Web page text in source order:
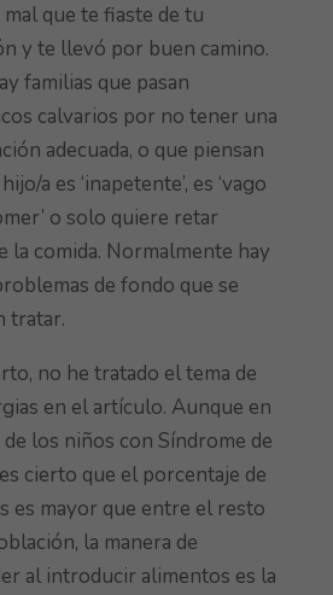
que te fiaste de tu
y te llevó por buen camino.
familias que pasan
calvarios por no tener una
adecuada, o que piensan
a es ‘inapetente’, es ‘vago
o solo quiere retar
la comida. Normalmente hay
de fondo que se
tratar.
no he tratado el tema de
en el artículo. Aunque en
de los niños con Síndrome de
cierto que el porcentaje de
es mayor que entre el resto
la manera de
al introducir alimentos es la